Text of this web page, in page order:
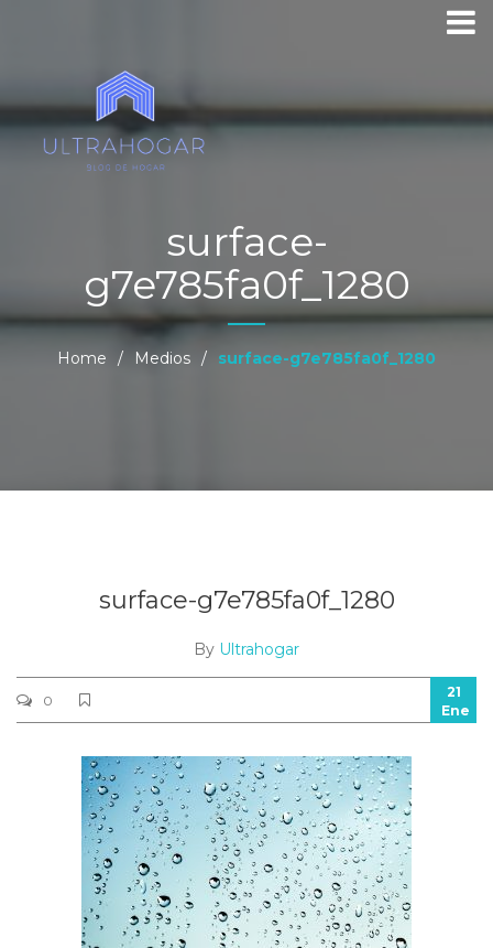
surface-
g7e785fa0f_1280
Home / Medios / surface-g7e785fa0f_1280
surface-g7e785fa0f_1280
By Ultrahogar
0
21
Ene